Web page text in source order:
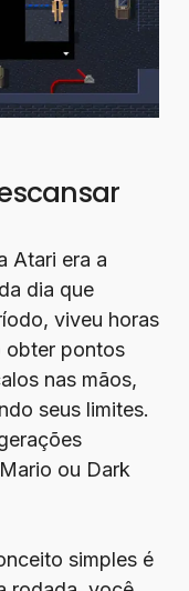
Atari era a
dia que
viveu horas
obter pontos
nas mãos,
seus limites.
ou Dark
simples é